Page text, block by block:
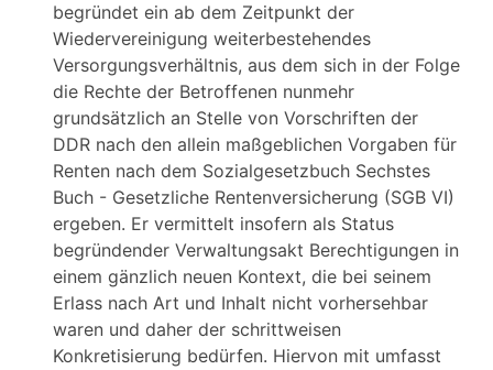
begründet ein ab dem Zeitpunkt der
Wiedervereinigung weiterbestehendes
Versorgungsverhältnis, aus dem sich in der Folge
die Rechte der Betroffenen nunmehr
grundsätzlich an Stelle von Vorschriften der
DDR nach den allein maßgeblichen Vorgaben für
Renten nach dem Sozialgesetzbuch Sechstes
Buch - Gesetzliche Rentenversicherung (SGB VI)
ergeben. Er vermittelt insofern als Status
begründender Verwaltungsakt Berechtigungen in
einem gänzlich neuen Kontext, die bei seinem
Erlass nach Art und Inhalt nicht vorhersehbar
waren und daher der schrittweisen
Konkretisierung bedürfen. Hiervon mit umfasst